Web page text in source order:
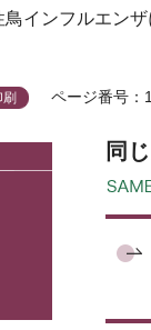
鳥インフルエン
ページ番号：
同